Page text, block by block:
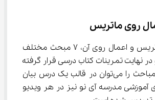
روی ماتریس
در درس اول، ماتریس و اعمال روی آن، ۷ مبحث مختلف
نهایت تمرینات کتاب درسی قرار گرفته
است. هر یک از مباحث را می‌توان در قالب یک درس بیان
در ویدیو‌های آموزشی مدرسه آی نو نیز در هر ویدیو